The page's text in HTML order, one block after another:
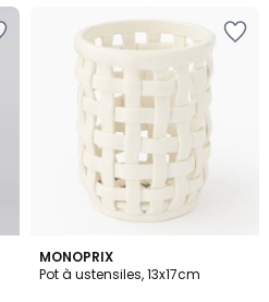
MONOPRIX
Pot à ustensiles, 13x17cm